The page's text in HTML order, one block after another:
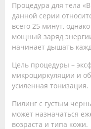
Процедура для тела
данной серии
всего 25 минут,
мощный заряд
начинает дышать
Цель процедуры –
микроциркуляции и
усиленная тонизация.
Пилинг с густым
может назначаться
возраста и типа кожи.